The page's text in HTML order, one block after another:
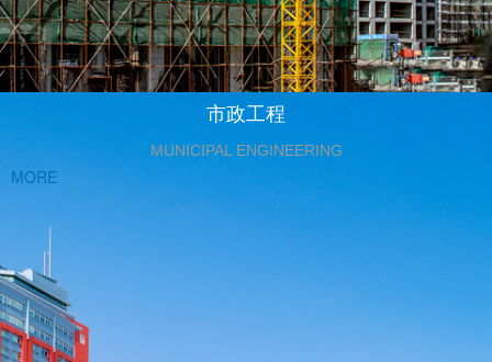
市政工程
MUNICIPAL ENGINEERING
MORE